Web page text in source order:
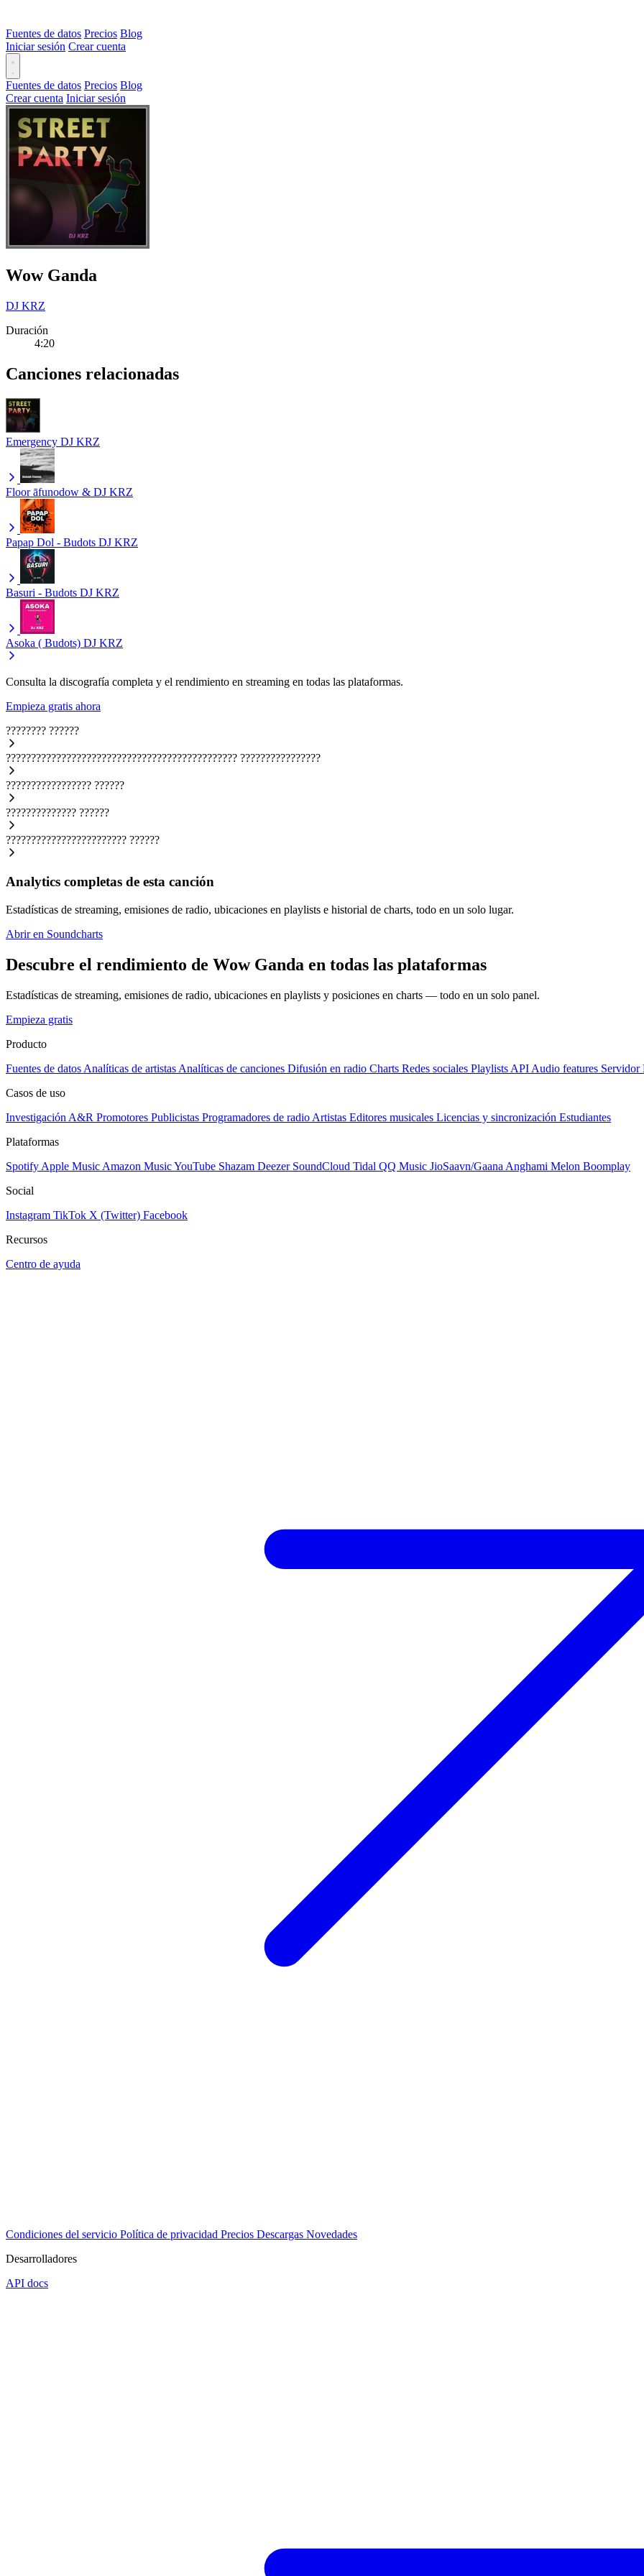
Fuentes de datos Precios Blog
Iniciar sesión Crear cuenta
Fuentes de datos Precios Blog
Crear cuenta Iniciar sesión
Wow Ganda
DJ KRZ
Duración
4:20
Canciones relacionadas
Emergency DJ KRZ
Floor āfunodow & DJ KRZ
Papap Dol - Budots DJ KRZ
Basuri - Budots DJ KRZ
Asoka ( Budots) DJ KRZ
Consulta la discografía completa y el rendimiento en streaming en todas las plataformas.
Empieza gratis ahora
???????? ??????
?????????????????????????????????????????????? ????????????????
????????????????? ??????
?????????????? ??????
???????????????????????? ??????
Analytics completas de esta canción
Estadísticas de streaming, emisiones de radio, ubicaciones en playlists e historial de charts, todo en un solo lugar.
Abrir en Soundcharts
Descubre el rendimiento de Wow Ganda en todas las plataformas
Estadísticas de streaming, emisiones de radio, ubicaciones en playlists y posiciones en charts — todo en un solo panel.
Empieza gratis
Producto
Fuentes de datos Analíticas de artistas Analíticas de canciones Difusión en radio Charts Redes sociales Playlists API Audio features Servidor
Casos de uso
Investigación A&R Promotores Publicistas Programadores de radio Artistas Editores musicales Licencias y sincronización Estudiantes
Plataformas
Spotify Apple Music Amazon MusicYouTube Shazam Deezer SoundCloud Tidal QQ Music JioSaavn/Gaana Anghami Melon Boomplay
Social
Instagram TikTok X (Twitter) Facebook
Recursos
Centro de ayuda
Condiciones del servicio Política de privacidad Precios Descargas Novedades
Desarrolladores
API docs